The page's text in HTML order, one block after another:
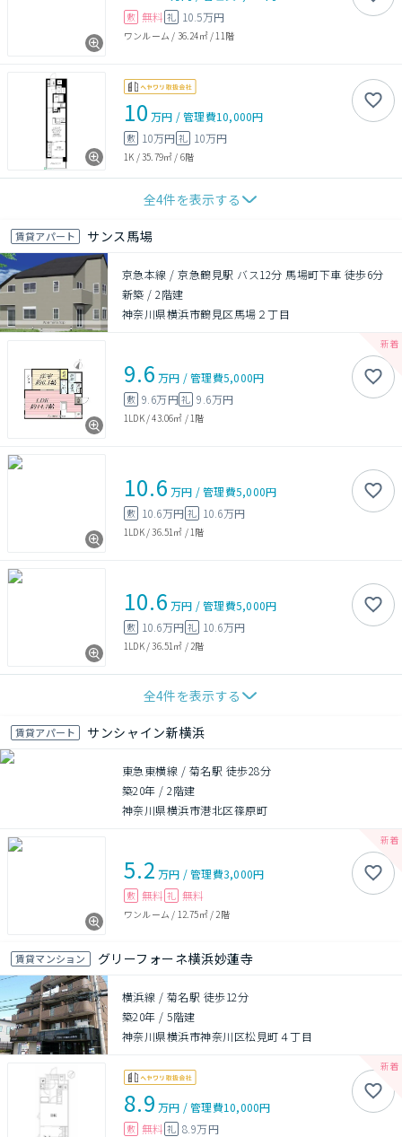
敷 無料 礼 10.5万円
ワンルーム / 36.24㎡/ 11階
10 万円 /管理費10,000円
敷 10万円 礼 10万円
1K /35.79㎡ / 6階
全4件を表示する
賃貸アパート サンス馬場
京急本線 / 京急鶴見駅 バス12分 馬場町下車 徒歩6分
新築 /2階建
神奈川県横浜市鶴見区馬場２丁目
9.6 万円 /管理費5,000円
敷 9.6万円礼 9.6万円
1LDK/43.06㎡ / 1階
10.6 万円 /管理費5,000円
敷 10.6万円 礼 10.6万円
1LDK/36.51㎡ / 1階
10.6 万円 /管理費5,000円
敷 10.6万円 礼 10.6万円
1LDK/36.51㎡ / 2階
全4件を表示する
賃貸アパート サンシャイン新横浜
東急東横線 / 菊名駅 徒歩28分
築20年 /2階建
神奈川県横浜市港北区篠原町
5.2 万円 /管理費3,000円
敷 無料 礼 無料
ワンルーム / 12.75㎡/ 2階
賃貸マンション グリーフォーネ横浜妙蓮寺
横浜線 / 菊名駅 徒歩12分
築20年 /5階建
神奈川県横浜市神奈川区松見町４丁目
8.9 万円 /管理費10,000円
敷 無料 礼 8.9万円